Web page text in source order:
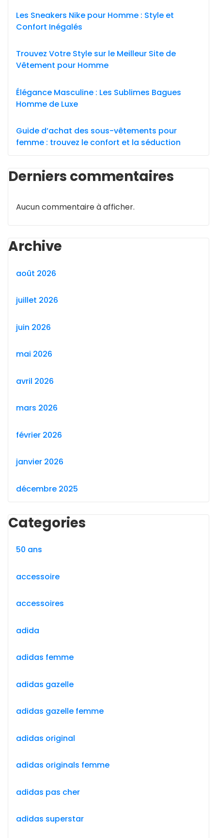
Les Sneakers Nike pour Homme : Style et
Confort Inégalés
Trouvez Votre Style sur le Meilleur Site de
Vêtement pour Homme
Élégance Masculine : Les Sublimes Bagues
Homme de Luxe
Guide d’achat des sous-vêtements pour
femme : trouvez le confort et la séduction
Derniers commentaires
Aucun commentaire à afficher.
Archive
août 2026
juillet 2026
juin 2026
mai 2026
avril 2026
mars 2026
février 2026
janvier 2026
décembre 2025
Categories
50 ans
accessoire
accessoires
adida
adidas femme
adidas gazelle
adidas gazelle femme
adidas original
adidas originals femme
adidas pas cher
adidas superstar